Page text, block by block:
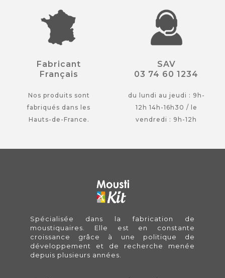
Fabricant
Français
Nos produits sont
fabriqués dans les
Hauts-de-France.
SAV
03 74 60 1234
du lundi au jeudi : 9h-
12h 14h-16h30 / le
vendredi : 9h-12h
Spécialisée dans la fabrication de
moustiquaires. Elle est en constante
croissance grâce à une politique de
développement et de recherche menée
depuis plusieurs années.